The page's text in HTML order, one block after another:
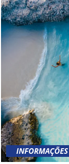
INFORMAÇÕES